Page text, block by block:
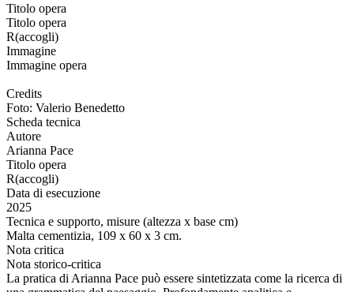
Titolo opera
Titolo opera
R(accogli)
Immagine
Immagine opera
Credits
Foto: Valerio Benedetto
Scheda tecnica
Autore
Arianna Pace
Titolo opera
R(accogli)
Data di esecuzione
2025
Tecnica e supporto, misure (altezza x base cm)
Malta cementizia, 109 x 60 x 3 cm.
Nota critica
Nota storico-critica
La pratica di Arianna Pace può essere sintetizzata come la ricerca di